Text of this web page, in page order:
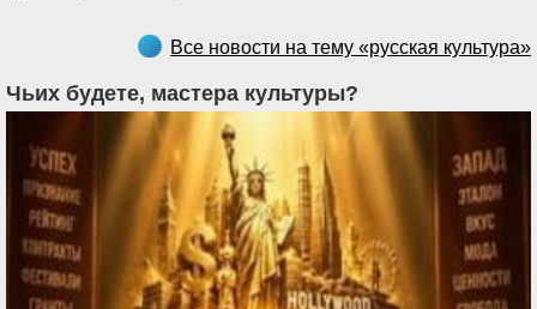
Все новости на тему «русская культура»
Чьих будете, мастера культуры?